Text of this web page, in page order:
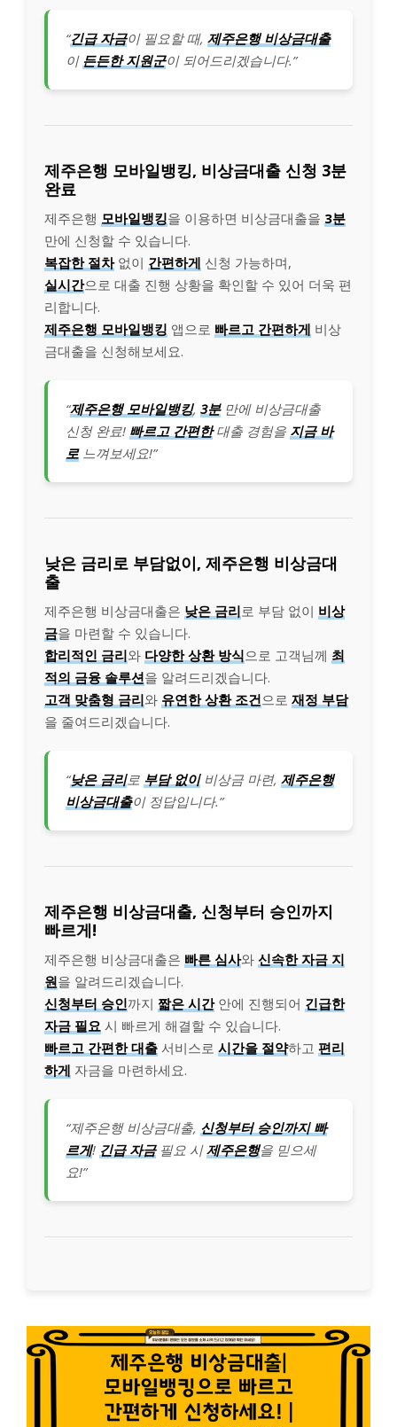
“긴급 자금이 필요할 때, 제주은행 비상금대출
이 든든한 지원군이 되어드리겠습니다.”
제주은행 모바일뱅킹, 비상금대출 신청 3분
완료
제주은행 모바일뱅킹을 이용하면 비상금대출을 3분
만에 신청할 수 있습니다.
복잡한 절차없이 간편하게 신청 가능하며,
실시간으로 대출 진행 상황을 확인할 수 있어 더욱 편
리합니다.
제주은행 모바일뱅킹 앱으로 빠르고 간편하게 비상
금대출을 신청해보세요.
“제주은행 모바일뱅킹, 3분만에 비상금대출
신청 완료! 빠르고 간편한대출 경험을 지금 바
로느껴보세요!”
낮은 금리로 부담없이, 제주은행 비상금대
출
제주은행 비상금대출은 낮은 금리로 부담 없이 비상
금을 마련할 수 있습니다.
합리적인 금리와 다양한 상환 방식으로 고객님께 최
적의 금융 솔루션을 알려드리겠습니다.
고객 맞춤형 금리와 유연한 상환 조건으로 재정 부담
을 줄여드리겠습니다.
“낮은 금리로 부담 없이비상금 마련, 제주은행
비상금대출이 정답입니다.”
제주은행 비상금대출, 신청부터 승인까지
빠르게!
제주은행 비상금대출은 빠른 심사와 신속한 자금 지
원을 알려드리겠습니다.
신청부터 승인까지 짧은 시간안에 진행되어 긴급한
자금 필요 시 빠르게 해결할 수 있습니다.
빠르고 간편한 대출 서비스로 시간을 절약하고 편리
하게 자금을 마련하세요.
“제주은행 비상금대출, 신청부터 승인까지 빠
르게! 긴급 자금필요 시제주은행을 믿으세
요!”